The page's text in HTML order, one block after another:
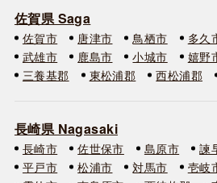
佐賀県 Saga
佐賀市 唐津市 鳥栖市 多久
武雄市
鹿島市 小城市 嬉野
三養基郡
東松浦郡 西松浦郡
長崎県 Nagasaki
長崎市 佐世保市 島原市 諫
平戸市
松浦市 対馬市 壱岐